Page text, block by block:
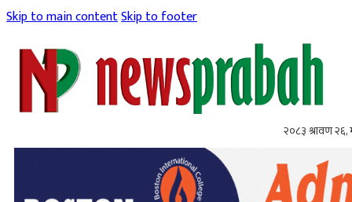
Skip to main contentSkip to footer
२०८३ श्रावण